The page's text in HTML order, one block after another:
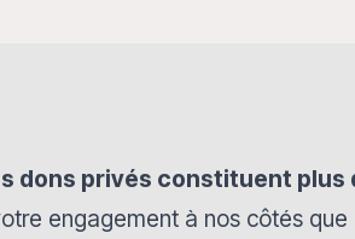
dons privés constituent plus
engagement à nos côtés